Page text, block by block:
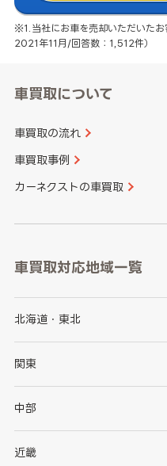
※1.当社にお車を売却いただいたお
2021年11月/回答数：1,512件）
車買取について
車買取の流れ
車買取事例
カーネクストの車買取
車買取対応地域一覧
北海道・東北
北海道
岩手県
秋田県
関東
茨城県
群馬県
中部
新潟県
近畿